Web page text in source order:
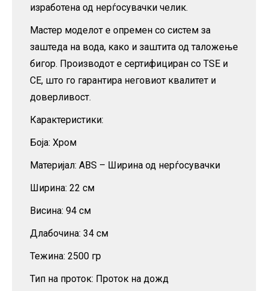
изработена од нерѓосувачки челик.
Мастер моделот е опремен со систем за
заштеда на вода, како и заштита од таложење
бигор. Производот е сертифициран со TSE и
CE, што го гарантира неговиот квалитет и
доверливост.
Карактеристики:
Боја: Хром
Материјал: ABS – Ширина од нерѓосувачки
Ширина: 22 см
Висина: 94 см
Длабочина: 34 см
Тежина: 2500 гр
Тип на проток: Проток на дожд